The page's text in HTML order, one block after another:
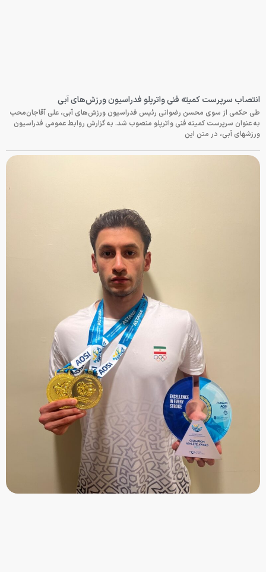
انتصاب سرپرست کمیته فنی واترپلو فدراسیون ورزش‌های آبی
طی حکمی از سوی محسن رضوانی رئیس فدراسیون ورزش‌های آبی، علی آقاجان‌محب
به عنوان سرپرست کمیته فنی واترپلو منصوب شد. به گزارش روابط عمومی فدراسیون
ورزشهای آبی، در متن این